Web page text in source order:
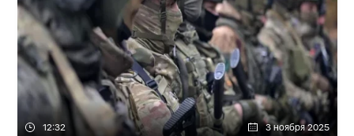
12:32 3 ноября 2025